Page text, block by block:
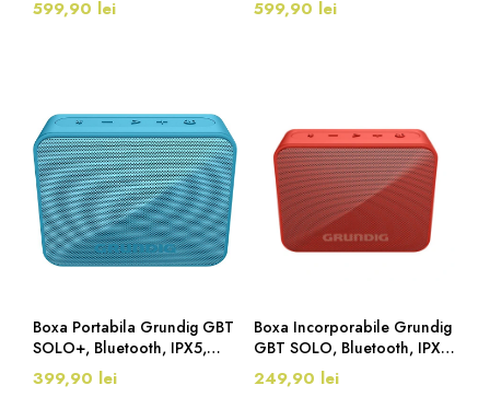
599,90 lei 599,90 lei
Boxa Portabila Grundig GBT
SOLO+, Bluetooth, IPX5,
Albastru
399,90 lei
Boxa Incorporabile Grundig
GBT SOLO, Bluetooth, IPX5,
Rosu
249,90 lei